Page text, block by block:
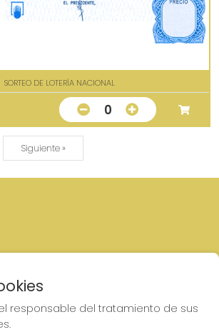
SORTEO DE LOTERÍA NACIONAL
0
Siguiente »
responsable del tratamiento de sus